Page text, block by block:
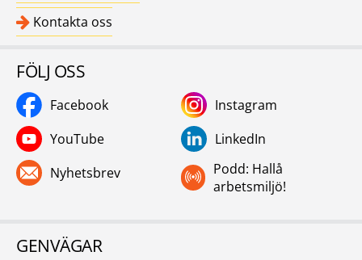
Kontakta oss
FÖLJ OSS
Facebook
Instagram
YouTube
LinkedIn
Nyhetsbrev
Podd: Hallå
arbetsmiljö!
GENVÄGAR